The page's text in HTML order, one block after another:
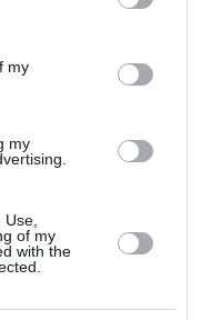
my
my
of my
with the
un pizzico di
sufficienza per
10 cm di
di minuti, poi
minuto. Tenere in
altri blinis.
da poca
formaggio), uova di